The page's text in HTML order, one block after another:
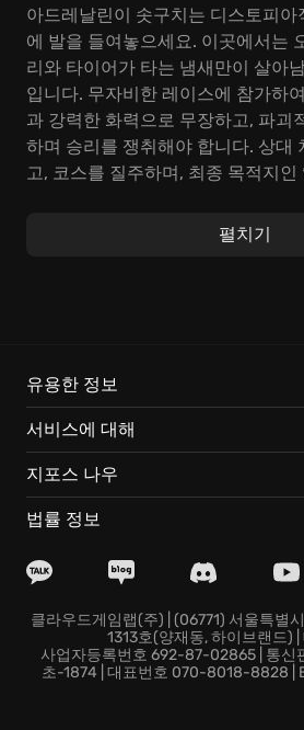
아드레날린이 솟구치는 디스토피
에 발을 들여놓으세요. 이곳에서는
리와 타이어가 타는 냄새만이 살아
입니다. 무자비한 레이스에 참가하
과 강력한 화력으로 무장하고, 파괴
하며 승리를 쟁취해야 합니다. 상대
고, 코스를 질주하며, 최종 목적지
월하거나, 기관총으로 적의 차량을
레이싱 실력과 전투 능력을 증명할
Death Rally에서만 경험할 수 있는
같습니다:
투 스타일을 구축하세요.
Rally의 짜릿함을 느껴보세요.
강렬한 액션:논스톱으로 펼쳐지는
에 흠뻑 빠져보세요.
펼치기
유용한 정보
서비스에 대해
지포스 나우
법률 정보
클라우드게임랩(주) | (06771) 서울특별
1313호(양재동, 하이브랜드)
사업자등록번호 692-87-02865 | 통신
초-1874 | 대표번호 070-8018-8828 |